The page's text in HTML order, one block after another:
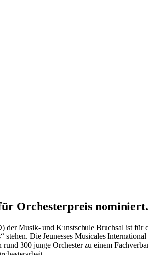
Orchesterpreis
der Musik- und Kunstschule Bruchsal ist
stehen. Die Jeunesses Musicales
300 junge Orchester zu einem